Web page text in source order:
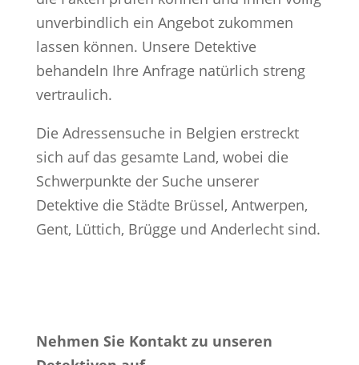
unverbindlich ein Angebot zukommen
lassen können. Unsere Detektive
behandeln Ihre Anfrage natürlich streng
vertraulich.
Die Adressensuche in Belgien erstreckt
sich auf das gesamte Land, wobei die
Schwerpunkte der Suche unserer
Detektive die Städte Brüssel, Antwerpen,
Gent, Lüttich, Brügge und Anderlecht sind.
Nehmen Sie Kontakt zu unseren